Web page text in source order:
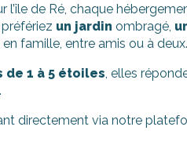
l’île de Ré, chaque
un jardin ombragé,
famille, entre amis ou à deux.
de 1 à 5 étoiles, elles
.
directement via notre